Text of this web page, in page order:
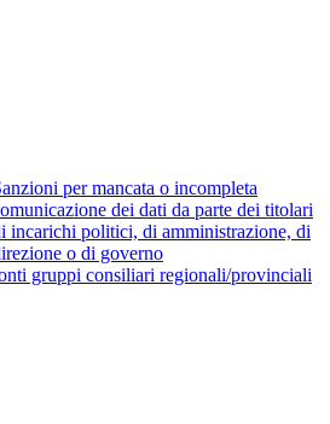
per mancata o incompleta
dei dati da parte dei titolari
incarichi politici, di amministrazione, di
o di governo
gruppi consiliari regionali/provinciali